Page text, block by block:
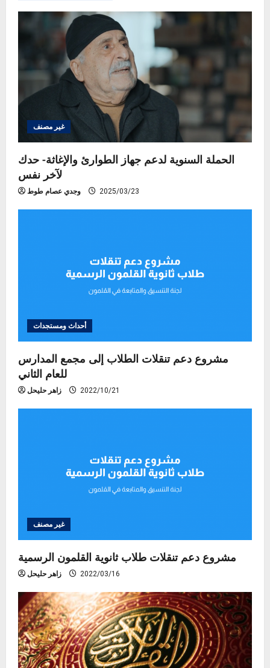
غير مصنف
الحملة السنوية لدعم جهاز الطوارئ والإغاثة- حدك
لآخر نفس
وجدي عصام طوط 2025/03/23
أحداث ومستجدات
مشروع دعم تنقلات الطلاب إلى مجمع المدارس
للعام الثاني
زاهر حليحل 2022/10/21
غير مصنف
مشروع دعم تنقلات طلاب ثانوية القلمون الرسمية
زاهر حليحل 2022/03/16